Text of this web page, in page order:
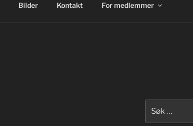
Bilder Kontakt For medlemmer
etter: